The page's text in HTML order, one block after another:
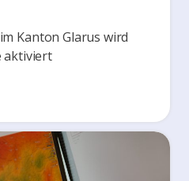
Kanton Glarus wird
aktiviert